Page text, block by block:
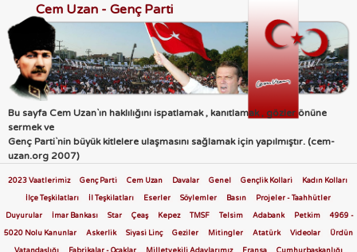
Cem Uzan - Genç Parti
Bu sayfa Cem Uzan`ın haklılığını ispatlamak , kanıtlamak , gözler önüne
sermek ve
Genç Parti`nin büyük kitlelere ulaşmasını sağlamak için yapılmıştır. (cem-
uzan.org 2007)
2023 Vaatlerimiz Genç Parti Cem Uzan Davalar Genel Gençlik Kollari
Kadın Kolları
İlçe Teşkilatları
İl Teşkilatları Eserler Söylemler Basın
Projeler - Taahhütler
Duyurular
İmar Bankası Star Çeaş Kepez TMSF Telsim Adabank Petkim
4969 -
5020 Nolu Kanunlar
Askerlik Siyasi Linç Geziler Mitingler Atatürk Videolar
Ürdün